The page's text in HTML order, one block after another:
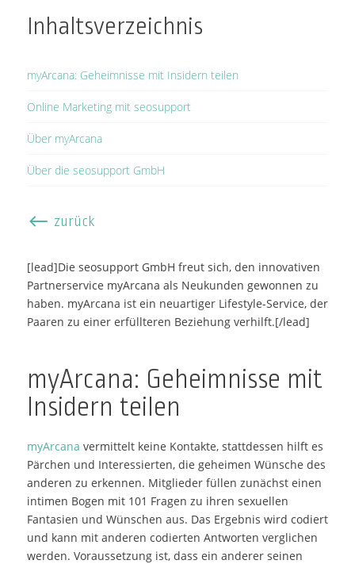
Inhaltsverzeichnis
myArcana: Geheimnisse mit Insidern teilen
Online Marketing mit seosupport
Über myArcana
Über die seosupport GmbH
# zurück
[lead]Die seosupport GmbH freut sich, den innovativen
Partnerservice myArcana als Neukunden gewonnen zu
haben. myArcana ist ein neuartiger Lifestyle-Service, der
Paaren zu einer erfüllteren Beziehung verhilft.[/lead]
myArcana: Geheimnisse mit
Insidern teilen
myArcana vermittelt keine Kontakte, stattdessen hilft es
Pärchen und Interessierten, die geheimen Wünsche des
anderen zu erkennen. Mitglieder füllen zunächst einen
intimen Bogen mit 101 Fragen zu ihren sexuellen
Fantasien und Wünschen aus. Das Ergebnis wird codiert
und kann mit anderen codierten Antworten verglichen
werden. Voraussetzung ist, dass ein anderer seinen